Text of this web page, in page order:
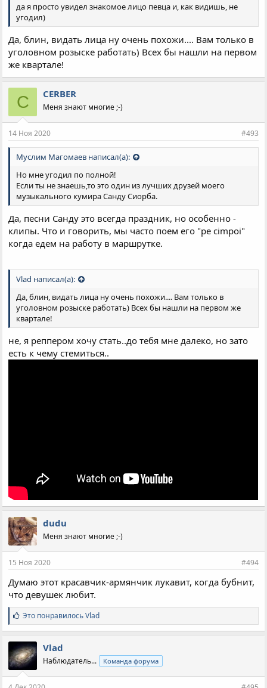
да я просто увидел знакомое лицо певца и, как видишь, не
угодил)
Да, блин, видать лица ну очень похожи.... Вам только в
уголовном розыске работать) Всех бы нашли на первом
же квартале!
C CERBER
Меня знают многие ;-)
14 Ноя 2020 #493
Муслим Магомаев написал(а):
Но мне угодил по полной!
Если ты не знаешь,то это один из лучших друзей моего
музыкального кумира Санду Сиорба.
Да, песни Санду это всегда праздник, но особенно -
клипы. Что и говорить, мы часто поем его "pe cimpoi"
когда едем на работу в маршрутке.
Vlad написал(а):
Да, блин, видать лица ну очень похожи.... Вам только в
уголовном розыске работать) Всех бы нашли на первом же
квартале!
не, я реппером хочу стать..до тебя мне далеко, но зато
есть к чему стемиться..
dudu
Меня знают многие ;-)
15 Ноя 2020 #494
Думаю этот красавчик-армянчик лукавит, когда бубнит,
что девушек любит.
С
и
м
п
а
т
и
Это понравилосьVlad
Vlad
Наблюдатель... Команда форума